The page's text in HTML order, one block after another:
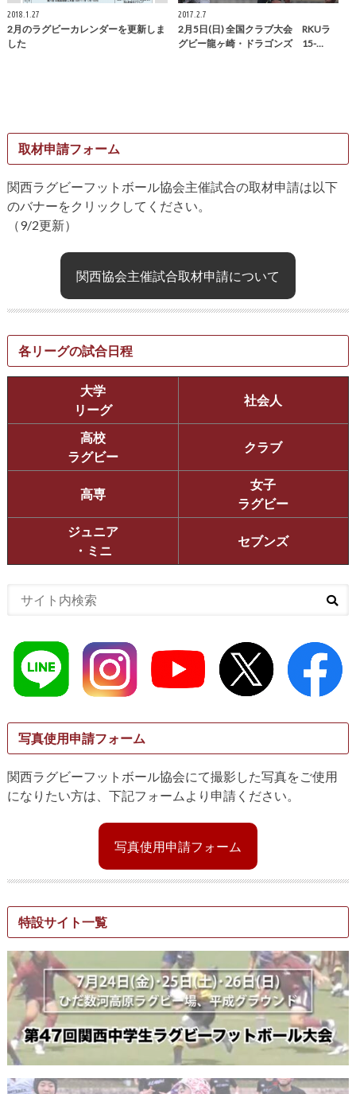
2018.1.27
2月のラグビーカレンダーを更新しま
した
2017.2.7
2月5日(日) 全国クラブ大会 RKUラ
グビー龍ヶ崎・ドラゴンズ 15-…
取材申請フォーム
関西ラグビーフットボール協会主催試合の取材申請は以下
のバナーをクリックしてください。
（9/2更新）
関西協会主催試合取材申請について
各リーグの試合日程
大学
リーグ
社会人
高校
ラグビー
クラブ
高専
女子
ラグビー
ジュニア
・ミニ
セブンズ
写真使用申請フォーム
関西ラグビーフットボール協会にて撮影した写真をご使用
になりたい方は、下記フォームより申請ください。
写真使用申請フォーム
特設サイト一覧